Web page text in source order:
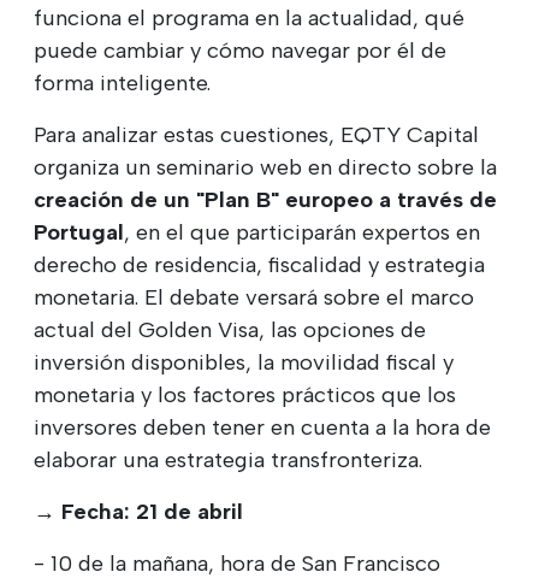
funciona el programa en la actualidad, qué
puede cambiar y cómo navegar por él de
forma inteligente.
Para analizar estas cuestiones, EQTY Capital
organiza un seminario web en directo sobre la
creación de un "Plan B" europeo a través de
Portugal, en el que participarán expertos en
derecho de residencia, fiscalidad y estrategia
monetaria. El debate versará sobre el marco
actual del Golden Visa, las opciones de
inversión disponibles, la movilidad fiscal y
monetaria y los factores prácticos que los
inversores deben tener en cuenta a la hora de
elaborar una estrategia transfronteriza.
→ Fecha: 21 de abril
- 10 de la mañana, hora de San Francisco